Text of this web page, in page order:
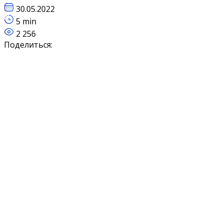
30.05.2022
5 min
2 256
Поделиться: